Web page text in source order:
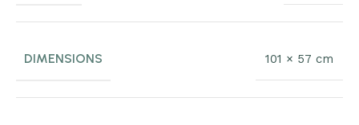
DIMENSIONS 101 × 57 cm